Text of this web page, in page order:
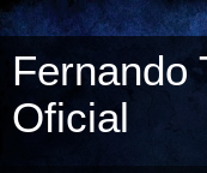
Fernando
Oficial